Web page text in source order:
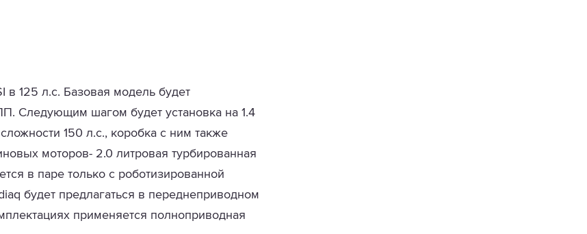
в 125 л.с. Базовая модель будет
Следующим шагом будет установка на 1.4
150 л.с., коробка с ним также
моторов- 2.0 литровая турбированная
в паре только с роботизированной
будет предлагаться в переднеприводном
применяется полноприводная